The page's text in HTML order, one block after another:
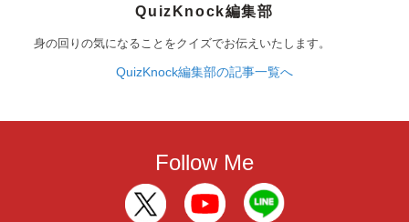
QuizKnock編集部
身の回りの気になることをクイズでお伝えいたします。
QuizKnock編集部の記事一覧へ
Follow Me